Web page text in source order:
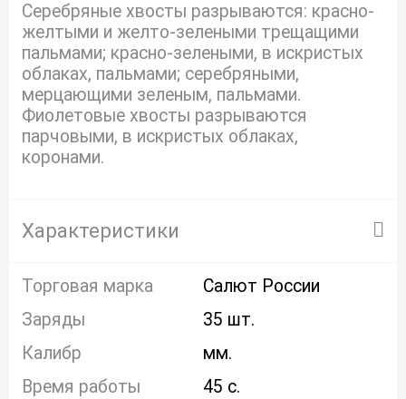
Серебряные хвосты разрываются: красно-
желтыми и желто-зелеными трещащими
пальмами; красно-зелеными, в искристых
облаках, пальмами; серебряными,
мерцающими зеленым, пальмами.
Фиолетовые хвосты разрываются
парчовыми, в искристых облаках,
коронами.
Характеристики
Торговая марка
Салют России
Заряды
35 шт.
Калибр
мм.
Время работы
45 с.